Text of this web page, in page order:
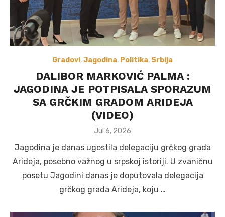
Gradovi,Jagodina, Politika, Srbija
DALIBOR MARKOVIĆ PALMA :
JAGODINA JE POTPISALA SPORAZUM
SA GRČKIM GRADOM ARIDEJA
(VIDEO)
Posted
Jul 6, 2026
Jagodina je danas ugostila delegaciju grčkog grada
Arideja, posebno važnog u srpskoj istoriji. U zvaničnu
posetu Jagodini danas je doputovala delegacija
grčkog grada Arideja, koju …